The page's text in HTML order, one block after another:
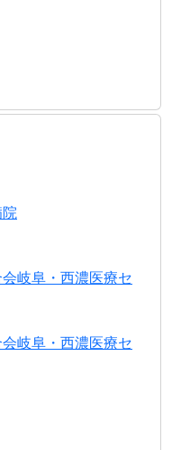
岐阜・西濃医療セ
岐阜・西濃医療セ